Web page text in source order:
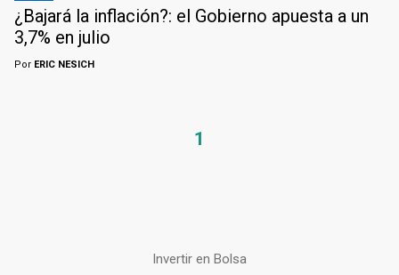
¿Bajará la inflación?: el Gobierno apuesta a un
3,7% en julio
Por ERIC NESICH
1
Invertir en Bolsa